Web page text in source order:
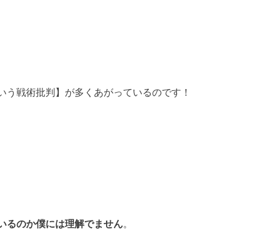
戦術批判】が多くあがっているのです！
るのか僕には理解でません。